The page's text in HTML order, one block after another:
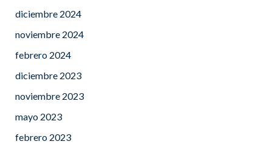
diciembre 2024
noviembre 2024
febrero 2024
diciembre 2023
noviembre 2023
mayo 2023
febrero 2023